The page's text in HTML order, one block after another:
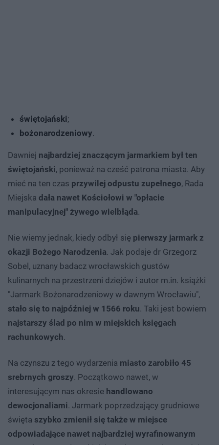
świętojański;
bożonarodzeniowy.
Dawniej najbardziej znaczącym jarmarkiem był ten
świętojański, ponieważ na cześć patrona miasta. Aby
mieć na ten czas przywilej odpustu zupełnego, Rada
Miejska dała nawet Kościołowi w "opłacie
manipulacyjnej" żywego wielbłąda.
Nie wiemy jednak, kiedy odbył się pierwszy jarmark z
okazji Bożego Narodzenia. Jak podaje dr Grzegorz
Sobel, uznany badacz wrocławskich gustów
kulinarnych na przestrzeni dziejów i autor m.in. książki
"Jarmark Bożonarodzeniowy w dawnym Wrocławiu",
stało się to najpóźniej w 1566 roku. Taki jest bowiem
najstarszy ślad po nim w miejskich księgach
rachunkowych.
Na czynszu z tego wydarzenia miasto zarobiło 45
srebrnych groszy. Początkowo nawet, w
interesującym nas okresie handlowano
dewocjonaliami. Jarmark poprzedzający grudniowe
święta szybko zmienił się także w miejsce
odpowiadające nawet najbardziej wyrafinowanym